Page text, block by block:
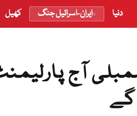
دنیا ایران-اسرائیل جنگ کھیل
آج
گے